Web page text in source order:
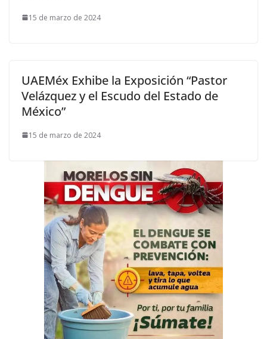
15 de marzo de 2024
UAEMéx Exhibe la Exposición “Pastor
Velázquez y el Escudo del Estado de
México”
15 de marzo de 2024